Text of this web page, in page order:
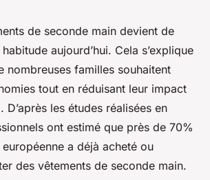
des
de seconde main
?
2024•2 min de lecture
de seconde main devient de
aujourd’hui. Cela s’explique
nombreuses familles souhaitent
tout en réduisant leur impact
D’après les études réalisées en
ont estimé que près de 70%
a déjà acheté ou
des vêtements de seconde main.